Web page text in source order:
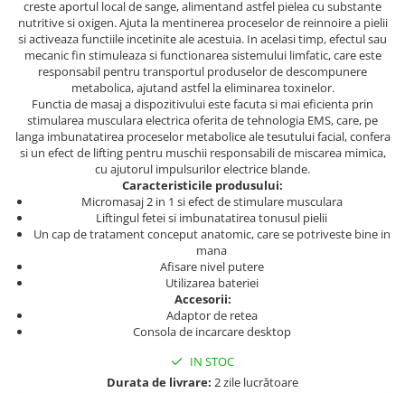
creste aportul local de sange, alimentand astfel pielea cu substante
nutritive si oxigen. Ajuta la mentinerea proceselor de reinnoire a pielii
si activeaza functiile incetinite ale acestuia. In acelasi timp, efectul sau
mecanic fin stimuleaza si functionarea sistemului limfatic, care este
responsabil pentru transportul produselor de descompunere
metabolica, ajutand astfel la eliminarea toxinelor.
Functia de masaj a dispozitivului este facuta si mai eficienta prin
stimularea musculara electrica oferita de tehnologia EMS, care, pe
langa imbunatatirea proceselor metabolice ale tesutului facial, confera
si un efect de lifting pentru muschii responsabili de miscarea mimica,
cu ajutorul impulsurilor electrice blande.
Caracteristicile produsului:
Micromasaj 2 in 1 si efect de stimulare musculara
Liftingul fetei si imbunatatirea tonusul pielii
Un cap de tratament conceput anatomic, care se potriveste bine in
mana
Afisare nivel putere
Utilizarea bateriei
Accesorii:
Adaptor de retea
Consola de incarcare desktop
IN STOC
Durata de livrare: 2 zile lucrătoare